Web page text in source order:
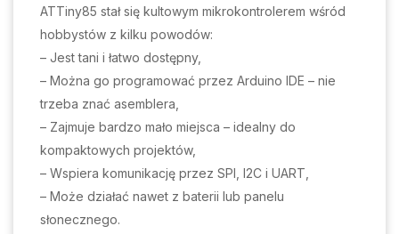
ATTiny85 stał się kultowym mikrokontrolerem wśród
hobbystów z kilku powodów:
– Jest tani i łatwo dostępny,
– Można go programować przez Arduino IDE – nie
trzeba znać asemblera,
– Zajmuje bardzo mało miejsca – idealny do
kompaktowych projektów,
– Wspiera komunikację przez SPI, I2C i UART,
– Może działać nawet z baterii lub panelu
słonecznego.